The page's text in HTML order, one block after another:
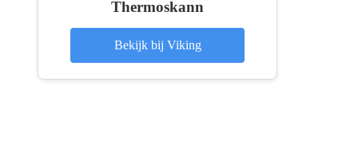
Thermoskann
Bekijk bij Viking